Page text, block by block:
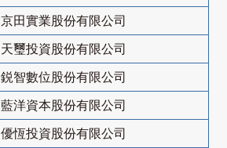
京田實業股份有限公司
天璽投資股份有限公司
鋭智數位股份有限公司
藍洋資本股份有限公司
優恆投資股份有限公司